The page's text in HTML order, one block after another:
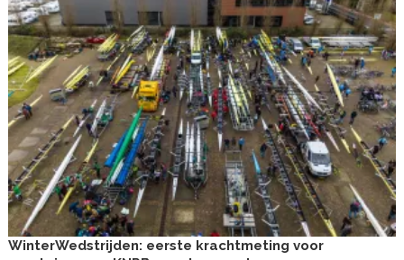
WinterWedstrijden: eerste krachtmeting voor